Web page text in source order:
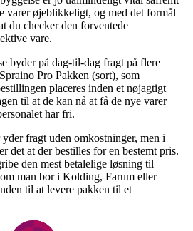
varer øjeblikkeligt, og med det formål
du checker den forventede
vare.
byder på dag-til-dag fragt på flere
Pro Pakken (sort), som
placeres inden et nøjagtigt
til at de kan nå at få de nye varer
har fri.
fragt uden omkostninger, men i
det at der bestilles for en bestemt pris.
den mest betalelige løsning til
man bor i Kolding, Farum eller
til at levere pakken til et